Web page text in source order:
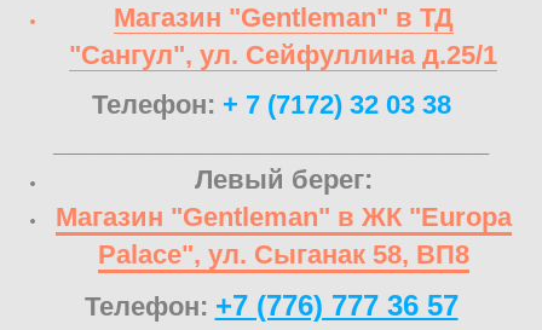
Магазин "Gentleman" в ТД
"Сангул", ул. Сейфуллина д.25/1
Телефон: + 7 (7172) 32 03 38
Левый берег:
Магазин "Gentleman" в ЖК "Europa
Palace", ул. Сыганак 58, ВП8
Телефон: +7 (776) 777 36 57